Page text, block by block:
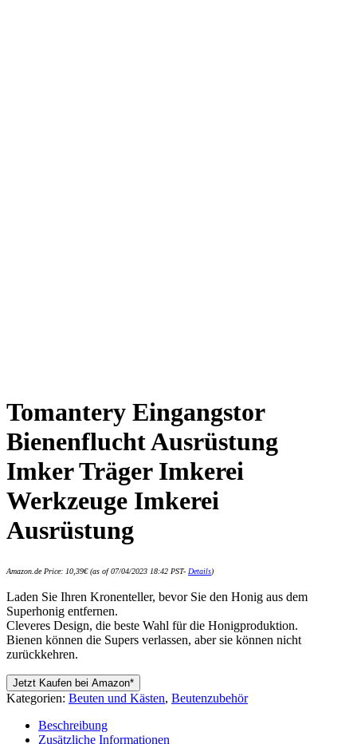
Tomantery Eingangstor
Bienenflucht Ausrüstung
Imker Träger Imkerei
Werkzeuge Imkerei
Ausrüstung
Amazon.de Price: 10,39€(as of 07/04/2023 18:42 PST- Details)
Laden Sie Ihren Kronenteller, bevor Sie den Honig aus dem
Superhonig entfernen.
Cleveres Design, die beste Wahl für die Honigproduktion.
Bienen können die Supers verlassen, aber sie können nicht
zurückkehren.
Jetzt Kaufen bei Amazon*
Kategorien: Beuten und Kästen, Beutenzubehör
Beschreibung
Zusätzliche Informationen